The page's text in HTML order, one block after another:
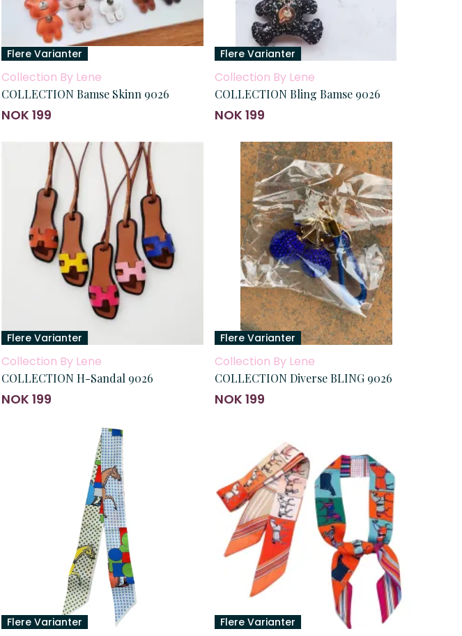
Flere Varianter
Collection By Lene
COLLECTION Bamse Skinn 9026
NOK 199
Flere Varianter
Collection By Lene
COLLECTION Bling Bamse 9026
NOK 199
Flere Varianter
Collection By Lene
COLLECTION H-Sandal 9026
NOK 199
Flere Varianter
Collection By Lene
COLLECTION Diverse BLING 9026
NOK 199
Flere Varianter Flere Varianter